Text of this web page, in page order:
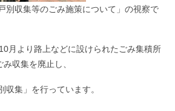
別収集等のごみ施策について」の視察で
月より路上などに設けられたごみ集積所
収集を廃止し、
収集」を行っています。